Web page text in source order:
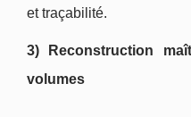
et traçabilité.
3) Reconstruction
volumes